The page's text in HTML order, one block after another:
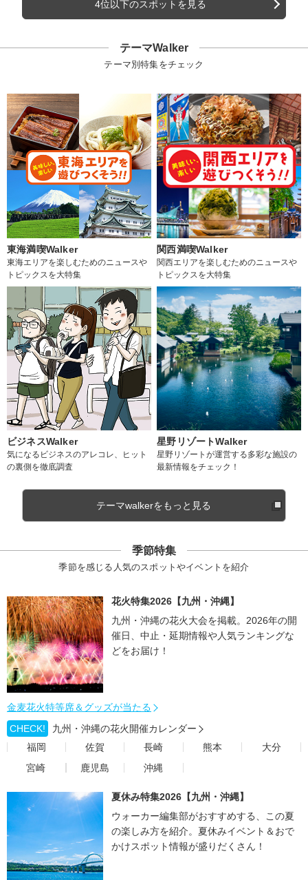
4位以下のスポットを見る
テーマWalker
テーマ別特集をチェック
東海満喫Walker
東海エリアを楽しむためのニュースや
トピックスを大特集
関西満喫Walker
関西エリアを楽しむためのニュースや
トピックスを大特集
ビジネスWalker
気になるビジネスのアレコレ、ヒット
の裏側を徹底調査
星野リゾートWalker
星野リゾートが運営する多彩な施設の
最新情報をチェック！
テーマwalkerをもっと見る
季節特集
季節を感じる人気のスポットやイベントを紹介
花火特集2026【九州・沖縄】
九州・沖縄の花火大会を掲載。2026年の開
催日、中止・延期情報や人気ランキングな
どをお届け！
金麦花火特等席＆グッズが当たる
CHECK!
九州・沖縄の花火開催カレンダー
福岡
佐賀 長崎 熊本
大分
宮崎
鹿児島 沖縄
夏休み特集2026【九州・沖縄】
ウォーカー編集部がおすすめする、この夏
の楽しみ方を紹介。夏休みイベント＆おで
かけスポット情報が盛りだくさん！